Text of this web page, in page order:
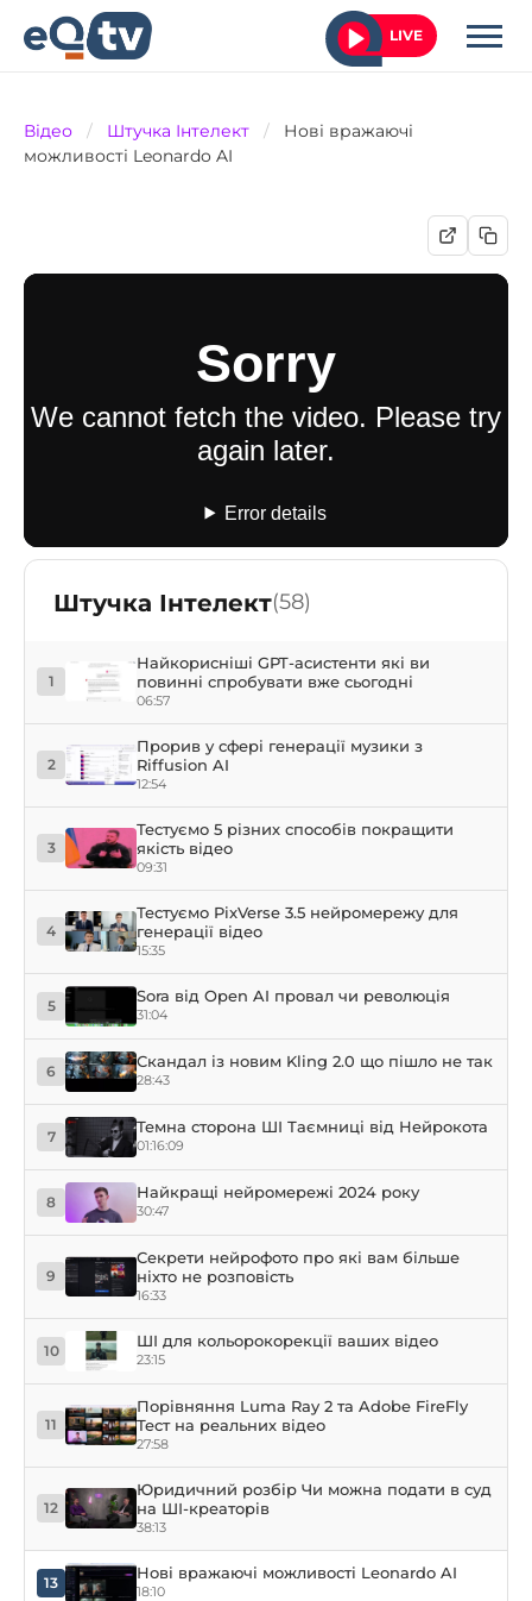
LIVE
Відео / Штучка Інтелект /
Нові вражаючі
можливості Leonardo AI
Штучка Інтелект(58)
1
Найкорисніші GPT-асистенти які ви
повинні спробувати вже сьогодні
06:57
2
Прорив у сфері генерації музики з
Riffusion AI
12:54
3
Тестуємо 5 різних способів покращити
якість відео
09:31
4
Тестуємо PixVerse 3.5 нейромережу для
генерації відео
15:35
5 Sora від Open AI провал чи революція
31:04
6 Скандал із новим Kling 2.0 що пішло не так
28:43
7 Темна сторона ШІ Таємниці від Нейрокота
01:16:09
8 Найкращі нейромережі 2024 року
30:47
9
Секрети нейрофото про які вам більше
ніхто не розповість
16:33
10 ШІ для кольорокорекції ваших відео
23:15
11
Порівняння Luma Ray 2 та Adobe FireFly
Тест на реальних відео
27:58
12
Юридичний розбір Чи можна подати в суд
на ШІ-креаторів
38:13
13 Нові вражаючі можливості Leonardo AI
18:10